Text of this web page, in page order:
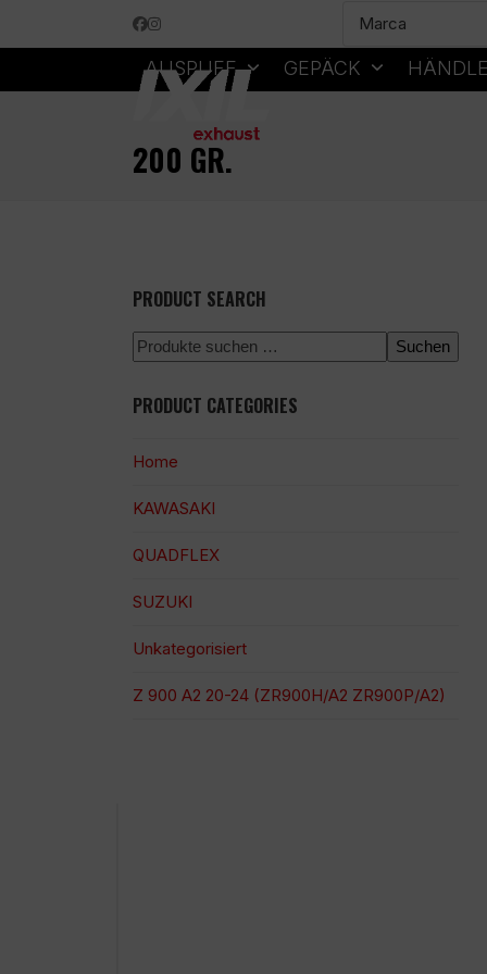
Facebook
Instagram
AUSPUFF GEPÄCK
200 GR.
PRODUCT SEARCH
Suchen
PRODUCT CATEGORIES
Home
KAWASAKI
QUADFLEX
SUZUKI
Unkategorisiert
Z 900 A2 20-24 (ZR900H/A2 ZR900P/A2)